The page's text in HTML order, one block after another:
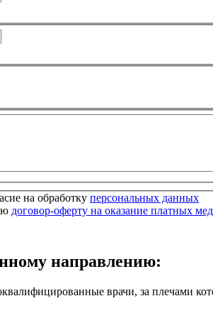
на обработку персональных данных
договор-оферту на оказание платных
направлению:
врачи, за плечами